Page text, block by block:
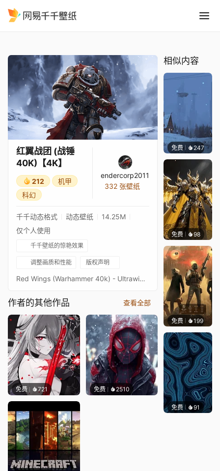
红翼战团 (战锤
40K)【4K】
212
机甲
科幻
endercorp2011
332 张壁纸
千千动态格式 动态壁纸
14.25M
仅个人使用
千千壁纸的惊艳效果
调整画质和性能 版权声明
Red Wings (Warhammer 40k) - Ultrawide - 5120x2160 - 3440x1440Original picture from pinterest (Rusobit)Image quality is a priority, high-end setup recommendedKeywords : Game, Space Marine, Wargame, Fantasy, 2160p, 4K, HD
作者的其他作品 查看全部
免费 721 免费 2510
相似内容
免费 247
免费 98 渔小小
免费 199
千千壁纸
等作者
免费 91